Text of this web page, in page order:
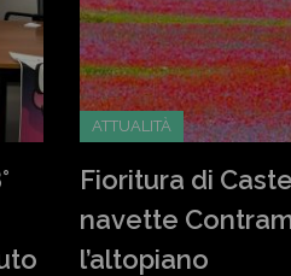
ATTUALITÀ
Fioritura di
navette
l’altopiano